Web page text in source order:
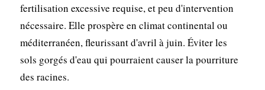
fertilisation excessive requise, et peu d'intervention
nécessaire. Elle prospère en climat continental ou
méditerranéen, fleurissant d'avril à juin. Éviter les
sols gorgés d'eau qui pourraient causer la pourriture
des racines.